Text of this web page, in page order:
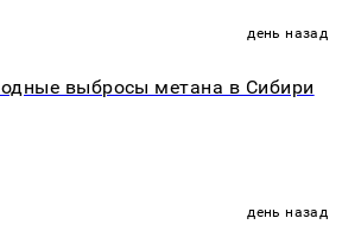
день назад
выбросы метана в Сибири
день назад